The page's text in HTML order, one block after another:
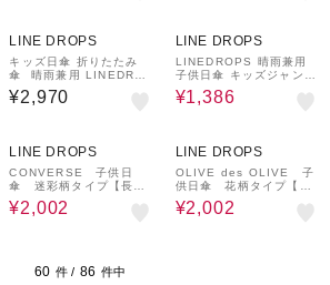
本骨 トート型収納バッグ
通学 合板手元 ニュアン
スカラー ネームタグ 収
納しやすいケース 5479
3 54794 54795 54796
LINE DROPS
キッズ日傘 折りたたみ
傘 晴雨兼用 LINEDRO
PS 55cm 手開き式 UV
カット率＆遮光率99.9％
本骨 トート型収納バッグ
通学 合板手元 ニュアン
スカラー ネームタグ 収
納しやすいケース 5479
3 54794 54795 54796
¥2,970
LINE DROPS
LINEDROPS 晴雨兼用
子供日傘 キッズジャンプ
式長傘 昨年話題となった
子供日傘のパイオニア U
ク 透明窓付き 晴雨兼用
チャイルドパラソル チャ
イパラ 53170
¥1,386
LINE DROPS
CONVERSE 子供日
傘 迷彩柄タイプ【長
傘 身長表記 150㎝
用】迷彩カーキ
¥2,002
LINE DROPS
OLIVE des OLIVE 子
供日傘 花柄タイプ【長
傘 身長表記 150㎝
用】パープル
¥2,002
60 件 / 86 件中